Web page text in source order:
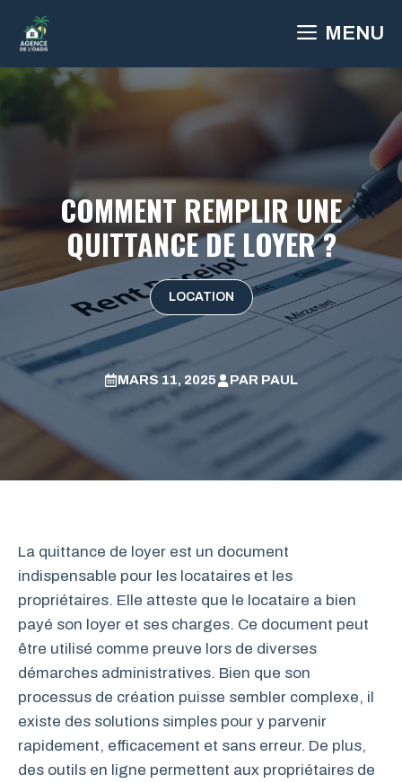
MENU
COMMENT REMPLIR UNE
QUITTANCE DE LOYER ?
LOCATION
MARS 11, 2025 PAR PAUL
La quittance de loyer est un document
indispensable pour les locataires et les
propriétaires. Elle atteste que le locataire a bien
payé son loyer et ses charges. Ce document peut
être utilisé comme preuve lors de diverses
démarches administratives. Bien que son
processus de création puisse sembler complexe, il
existe des solutions simples pour y parvenir
rapidement, efficacement et sans erreur. De plus,
des outils en ligne permettent aux propriétaires de